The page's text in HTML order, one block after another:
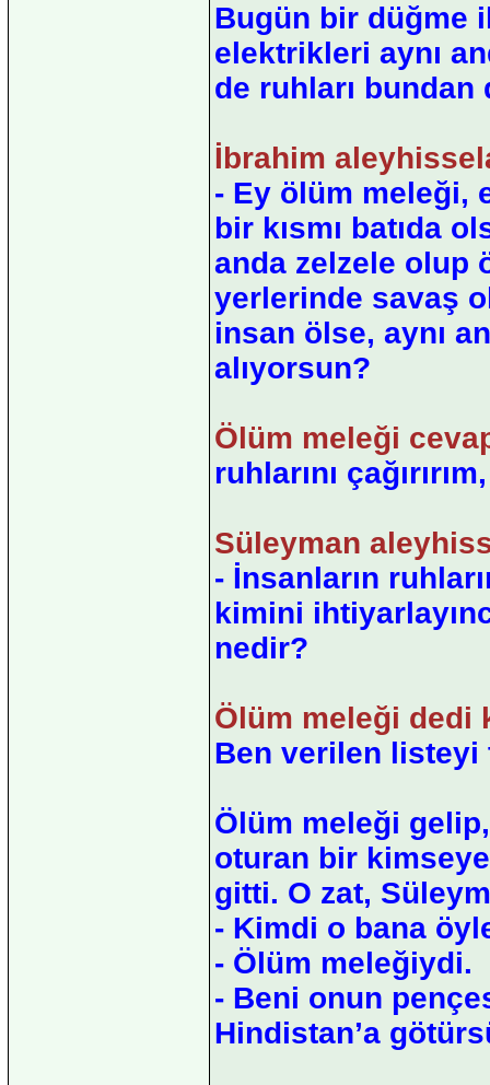
Bugün bir düğme
elektrikleri aynı
de ruhları bundan
İbrahim
- Ey ölüm meleği,
bir kısmı batıda
anda zelzele olup
yerlerinde savaş
insan ölse, aynı
alıyorsun?
Ölüm meleği
ruhlarını
Süleyman
- İnsanların
kimini
nedir?
Ölüm meleği dedi
Ben verilen listeyi
Ölüm meleği
oturan bir
gitti. O zat,
- Kimdi o bana
- Ölüm meleğiydi.
- Beni onun
Hindistan’a